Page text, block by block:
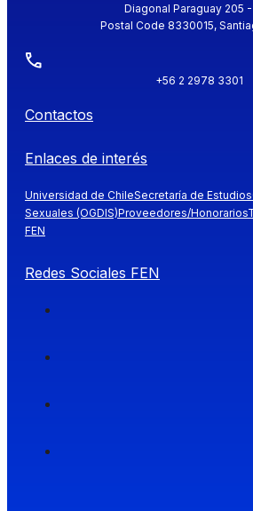
Diagonal Paraguay 205
Postal Code 8330015,
+56 2 2978 3301
Contactos
Enlaces de interés
Universidad de ChileSecretaría de Estudios
Sexuales (OGDIS)Proveedores/Honorarios
FEN
Redes Sociales FEN